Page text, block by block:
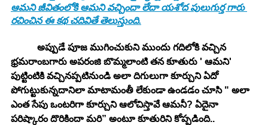
ఆమని జీవితంలోకి ఆమని వచ్చిందా లేదా యశోద పులుగుర్త గారు
రచించిన ఈ కథ చదివితే తెలుస్తుంది.
అప్పుడే పూజ ముగించుకుని ముందు గదిలోకి వచ్చిన
భ్రమరాంబగారు అపరంజి బొమ్మలాంటి తన కూతురు ' ఆమని'
పుట్టింటికి వచ్చినప్పటినుండి అలా దిగులుగా కూర్చుని ఏదో
పోగుట్టుకున్నదానిలా మాటామంతీ లేకుండా ఉండడం చూసి " అలా
ఎంత సేపు ఒంటరిగా కూర్చుని ఆలోచిస్తావే ఆమనీ? ఏదైనా
పరిష్కారం దొరికిందా మరి” అంటూ కూతురిని కోప్పడింది..